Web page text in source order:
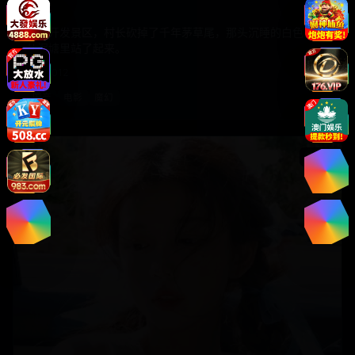
茅尾
为了开发景区，村长砍掉了千年茅草尾，那头沉睡的白色巨兽
从泥塘里站了起来。
国产 2012
国产
电影